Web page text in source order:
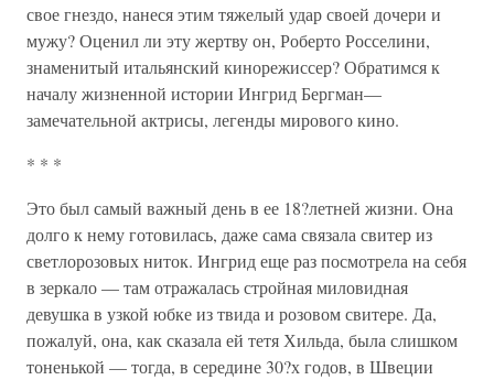
свое гнездо, нанеся этим тяжелый удар своей дочери и
мужу? Оценил ли эту жертву он, Роберто Росселини,
знаменитый итальянский кинорежиссер? Обратимся к
началу жизненной истории Ингрид Бергман—
замечательной актрисы, легенды мирового кино.
* * *
Это был самый важный день в ее 18?летней жизни. Она
долго к нему готовилась, даже сама связала свитер из
светлорозовых ниток. Ингрид еще раз посмотрела на себя
в зеркало — там отражалась стройная миловидная
девушка в узкой юбке из твида и розовом свитере. Да,
пожалуй, она, как сказала ей тетя Хильда, была слишком
тоненькой — тогда, в середине 30?х годов, в Швеции